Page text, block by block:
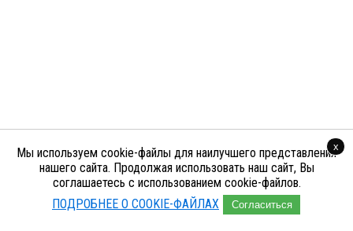
Мы используем cookie-файлы для наилучшего представления
нашего сайта. Продолжая использовать наш сайт, Вы
соглашаетесь с использованием cookie-файлов.
ПОДРОБНЕЕ О COOKIE-ФАЙЛАХ
Согласиться
x